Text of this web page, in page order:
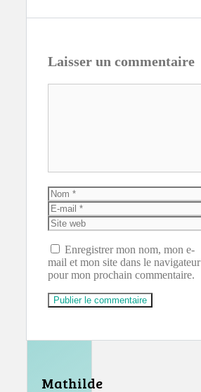
Laisser un commentaire
Nom
E-
mail
Site
web
Enregistrer mon nom, mon e-
mail et mon site dans le navigateur
pour mon prochain commentaire.
Mathilde